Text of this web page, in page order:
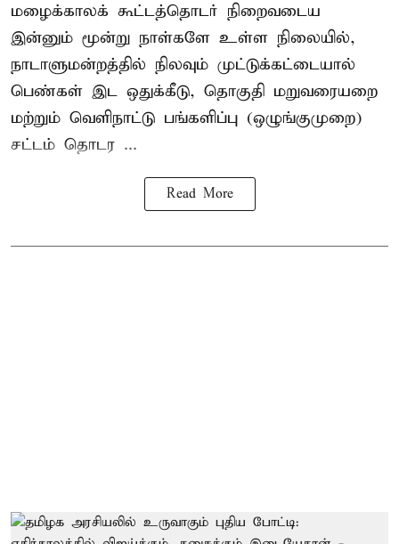
மழைக்காலக் கூட்டத்தொடர் நிறைவடைய
இன்னும் மூன்று நாள்களே உள்ள நிலையில்,
நாடாளுமன்றத்தில் நிலவும் முட்டுக்கட்டையால்
பெண்கள் இட ஒதுக்கீடு, தொகுதி மறுவரையறை
மற்றும் வெளிநாட்டு பங்களிப்பு (ஒழுங்குமுறை)
சட்டம் தொடர ...
Read More